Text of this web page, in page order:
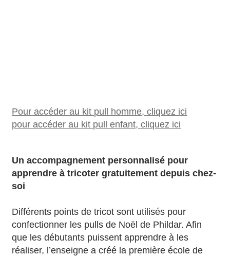
Pour accéder au kit pull homme, cliquez ici
pour accéder au kit pull enfant, cliquez ici
Un accompagnement personnalisé pour
apprendre à tricoter gratuitement depuis chez-
soi
Différents points de tricot sont utilisés pour
confectionner les pulls de Noël de Phildar. Afin
que les débutants puissent apprendre à les
réaliser, l’enseigne a créé la première école de